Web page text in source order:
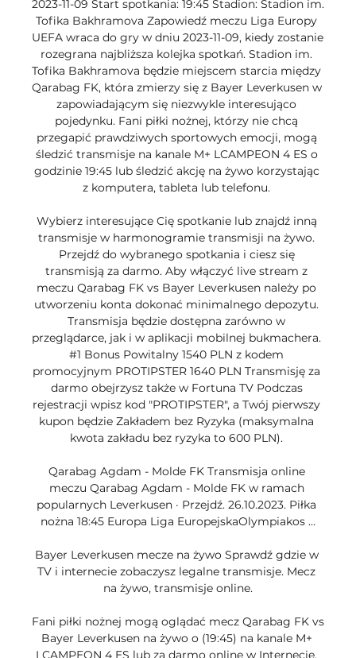
2023-11-09 Start spotkania: 19:45 Stadion: Stadion im.
Tofika Bakhramova Zapowiedź meczu Liga Europy
UEFA wraca do gry w dniu 2023-11-09, kiedy zostanie
rozegrana najbliższa kolejka spotkań. Stadion im.
Tofika Bakhramova będzie miejscem starcia między
Qarabag FK, która zmierzy się z Bayer Leverkusen w
zapowiadającym się niezwykle interesująco
pojedynku. Fani piłki nożnej, którzy nie chcą
przegapić prawdziwych sportowych emocji, mogą
śledzić transmisje na kanale M+ LCAMPEON 4 ES o
godzinie 19:45 lub śledzić akcję na żywo korzystając
z komputera, tableta lub telefonu.
Wybierz interesujące Cię spotkanie lub znajdź inną
transmisje w harmonogramie transmisji na żywo.
Przejdź do wybranego spotkania i ciesz się
transmisją za darmo. Aby włączyć live stream z
meczu Qarabag FK vs Bayer Leverkusen należy po
utworzeniu konta dokonać minimalnego depozytu.
Transmisja będzie dostępna zarówno w
przeglądarce, jak i w aplikacji mobilnej bukmachera.
#1 Bonus Powitalny 1540 PLN z kodem
promocyjnym PROTIPSTER 1640 PLN Transmisję za
darmo obejrzysz także w Fortuna TV Podczas
rejestracji wpisz kod "PROTIPSTER", a Twój pierwszy
kupon będzie Zakładem bez Ryzyka (maksymalna
kwota zakładu bez ryzyka to 600 PLN).
Qarabag Agdam - Molde FK Transmisja online
meczu Qarabag Agdam - Molde FK w ramach
popularnych Leverkusen · Przejdź. 26.10.2023. Piłka
nożna 18:45 Europa Liga EuropejskaOlympiakos ...
Bayer Leverkusen mecze na żywo Sprawdź gdzie w
TV i internecie zobaczysz legalne transmisje. Mecz
na żywo, transmisje online.
Fani piłki nożnej mogą oglądać mecz Qarabag FK vs
Bayer Leverkusen na żywo o (19:45) na kanale M+
LCAMPEON 4 ES lub za darmo online w Internecie.